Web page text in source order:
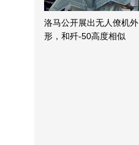
洛马公开展出无人僚机外
形，和歼-50高度相似